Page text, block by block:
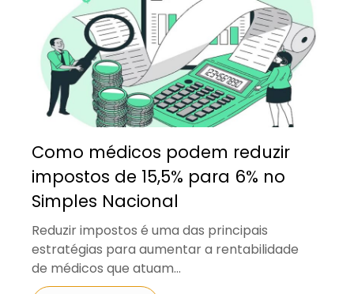
Como médicos podem reduzir
impostos de 15,5% para 6% no
Simples Nacional
Reduzir impostos é uma das principais
estratégias para aumentar a rentabilidade
de médicos que atuam...